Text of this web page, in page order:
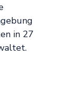
in 27